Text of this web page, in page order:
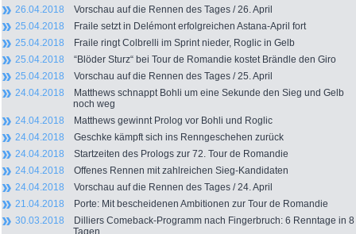
26.04.2018 Vorschau auf die Rennen des Tages / 26. April
25.04.2018 Fraile setzt in Delémont erfolgreichen Astana-April fort
25.04.2018 Fraile ringt Colbrelli im Sprint nieder, Roglic in Gelb
25.04.2018 “Blöder Sturz“ bei Tour de Romandie kostet Brändle den Giro
25.04.2018 Vorschau auf die Rennen des Tages / 25. April
24.04.2018 Matthews schnappt Bohli um eine Sekunde den Sieg und Gelb
noch weg
24.04.2018 Matthews gewinnt Prolog vor Bohli und Roglic
24.04.2018 Geschke kämpft sich ins Renngeschehen zurück
24.04.2018 Startzeiten des Prologs zur 72. Tour de Romandie
24.04.2018 Offenes Rennen mit zahlreichen Sieg-Kandidaten
24.04.2018 Vorschau auf die Rennen des Tages / 24. April
21.04.2018 Porte: Mit bescheidenen Ambitionen zur Tour de Romandie
30.03.2018 Dilliers Comeback-Programm nach Fingerbruch: 6 Renntage in 8